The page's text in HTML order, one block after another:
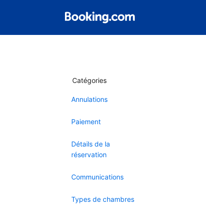
Catégories
Annulations
Paiement
Détails de la
réservation
Communications
Types de chambres